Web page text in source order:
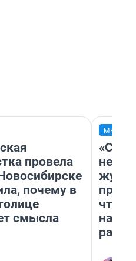
провела
почему в
смысла
на
ради